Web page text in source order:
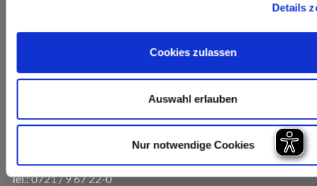
Details
Cookies zulassen
Auswahl erlauben
Nur notwendige Cookies
76131 Karlsruhe
Tel.: 0721 / 9 67 22-0